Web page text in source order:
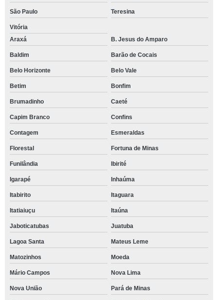
São Paulo Teresina
Vitória
Araxá
B. Jesus do Amparo
Baldim Barão de Cocais
Belo Horizonte Belo Vale
Betim Bonfim
Brumadinho Caeté
Capim Branco Confins
Contagem Esmeraldas
Florestal Fortuna de Minas
Funilândia Ibirité
Igarapé Inhaúma
Itabirito Itaguara
Itatiaiuçu Itaúna
Jaboticatubas Juatuba
Lagoa Santa Mateus Leme
Matozinhos Moeda
Mário Campos Nova Lima
Nova União Pará de Minas